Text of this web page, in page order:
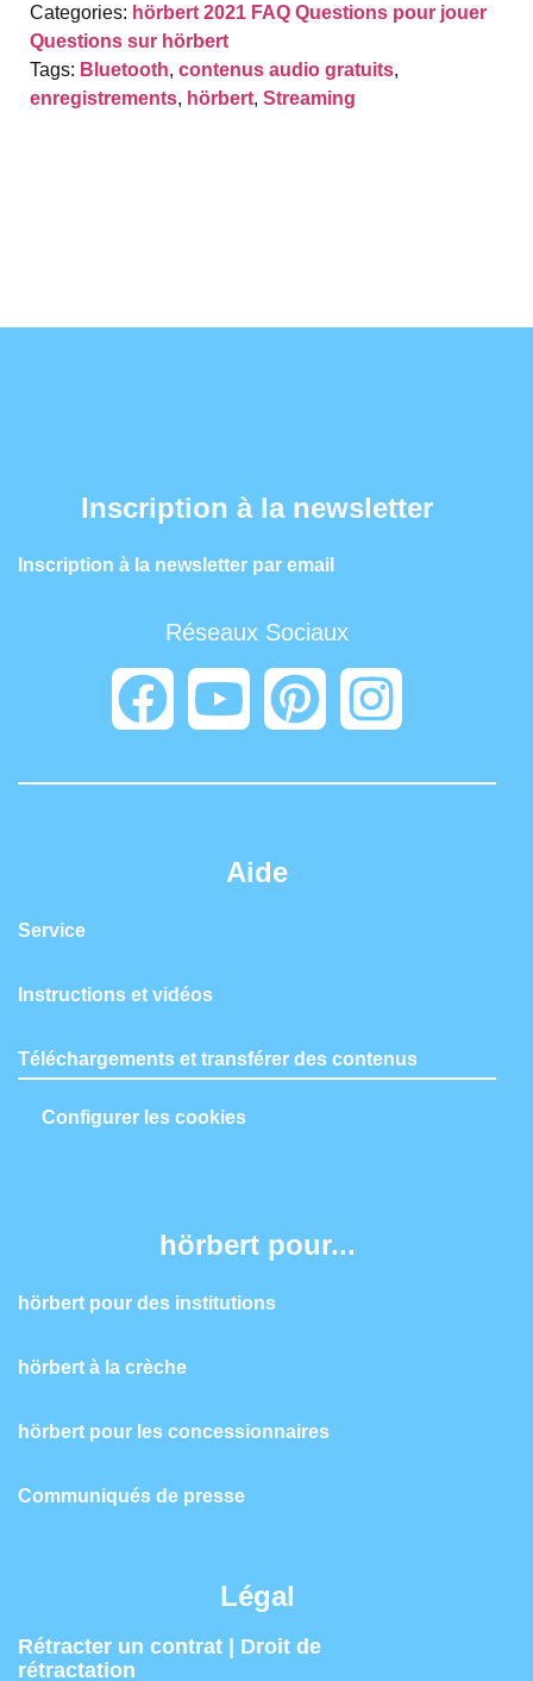
Categories: hörbert 2021 FAQ Questions pour jouer
Questions sur hörbert
Tags: Bluetooth, contenus audio gratuits,
enregistrements, hörbert, Streaming
Inscription à la newsletter
Inscription à la newsletter par email
Réseaux Sociaux
Aide
Service
Instructions et vidéos
Téléchargements et transférer des contenus
Configurer les cookies
hörbert pour...
hörbert pour des institutions
hörbert à la crèche
hörbert pour les concessionnaires
Communiqués de presse
Légal
Rétracter un contrat | Droit de
rétractation